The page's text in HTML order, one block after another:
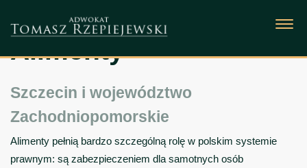
Alimenty
Szczecin i województwo
Zachodniopomorskie
Alimenty pełnią bardzo szczególną rolę w polskim systemie
prawnym: są zabezpieczeniem dla samotnych osób